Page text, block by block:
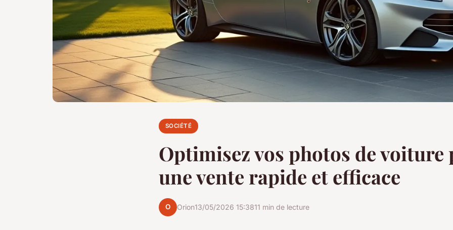
SOCIÉTÉ
Optimisez vos photos de voiture
une vente rapide et efficace
O Orion13/05/2026 15:3811 min de lecture